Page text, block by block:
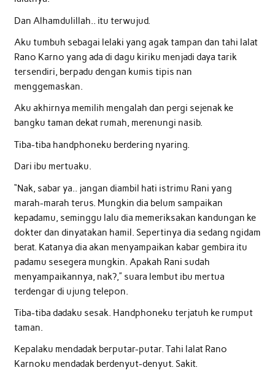
Dan Alhamdulillah.. itu terwujud.
Aku tumbuh sebagai lelaki yang agak tampan dan tahi lalat
Rano Karno yang ada di dagu kiriku menjadi daya tarik
tersendiri, berpadu dengan kumis tipis nan
menggemaskan.
Aku akhirnya memilih mengalah dan pergi sejenak ke
bangku taman dekat rumah, merenungi nasib.
Tiba-tiba handphoneku berdering nyaring.
Dari ibu mertuaku.
“Nak, sabar ya.. jangan diambil hati istrimu Rani yang
marah-marah terus. Mungkin dia belum sampaikan
kepadamu, seminggu lalu dia memeriksakan kandungan ke
dokter dan dinyatakan hamil. Sepertinya dia sedang ngidam
berat. Katanya dia akan menyampaikan kabar gembira itu
padamu sesegera mungkin. Apakah Rani sudah
menyampaikannya, nak?,” suara lembut ibu mertua
terdengar di ujung telepon.
Tiba-tiba dadaku sesak. Handphoneku terjatuh ke rumput
taman.
Kepalaku mendadak berputar-putar. Tahi lalat Rano
Karnoku mendadak berdenyut-denyut. Sakit.